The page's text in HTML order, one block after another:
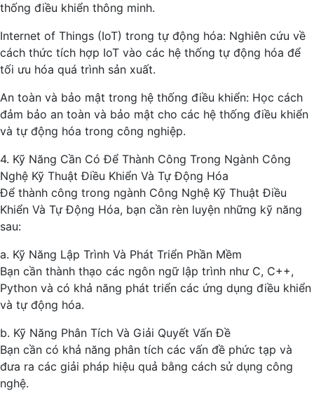
thống điều khiển thông minh.
Internet of Things (IoT) trong tự động hóa: Nghiên cứu về
cách thức tích hợp IoT vào các hệ thống tự động hóa để
tối ưu hóa quá trình sản xuất.
An toàn và bảo mật trong hệ thống điều khiển: Học cách
đảm bảo an toàn và bảo mật cho các hệ thống điều khiển
và tự động hóa trong công nghiệp.
4. Kỹ Năng Cần Có Để Thành Công Trong Ngành Công
Nghệ Kỹ Thuật Điều Khiển Và Tự Động Hóa
Để thành công trong ngành Công Nghệ Kỹ Thuật Điều
Khiển Và Tự Động Hóa, bạn cần rèn luyện những kỹ năng
sau:
a. Kỹ Năng Lập Trình Và Phát Triển Phần Mềm
Bạn cần thành thạo các ngôn ngữ lập trình như C, C++,
Python và có khả năng phát triển các ứng dụng điều khiển
và tự động hóa.
b. Kỹ Năng Phân Tích Và Giải Quyết Vấn Đề
Bạn cần có khả năng phân tích các vấn đề phức tạp và
đưa ra các giải pháp hiệu quả bằng cách sử dụng công
nghệ.